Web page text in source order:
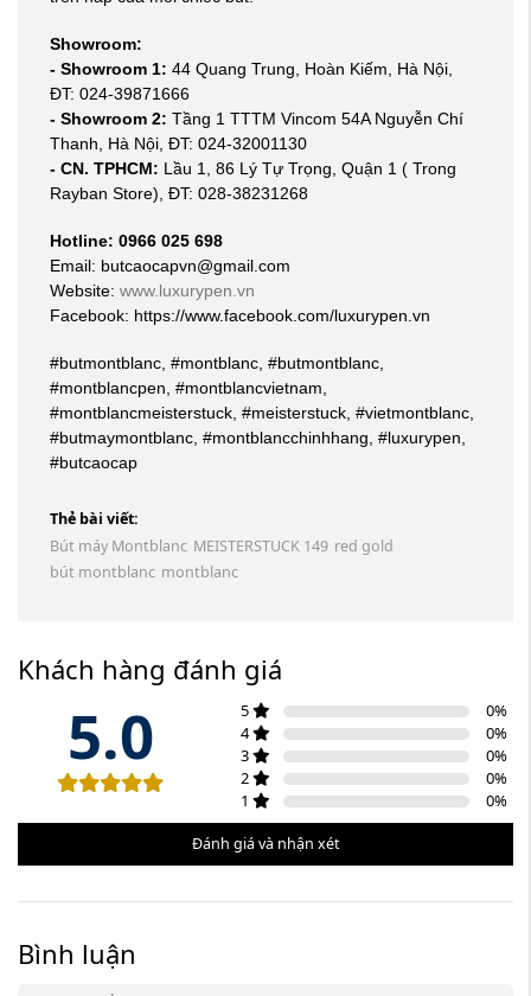
Showroom:
- Showroom 1: 44 Quang Trung, Hoàn Kiếm, Hà Nội,
ĐT: 024-39871666
- Showroom 2: Tầng 1 TTTM Vincom 54A Nguyễn Chí
Thanh, Hà Nội, ĐT: 024-32001130
- CN. TPHCM: Lầu 1, 86 Lý Tự Trọng, Quận 1 ( Trong
Rayban Store), ĐT: 028-38231268
Hotline: 0966 025 698
Email: butcaocapvn@gmail.com
Website: www.luxurypen.vn
Facebook: https://www.facebook.com/luxurypen.vn
#butmontblanc, #montblanc, #butmontblanc,
#montblancpen, #montblancvietnam,
#montblancmeisterstuck, #meisterstuck, #vietmontblanc,
#butmaymontblanc, #montblancchinhhang, #luxurypen,
#butcaocap
Thẻ bài viết:
Bút máy Montblanc MEISTERSTUCK 149 red gold
bút montblanc montblanc
Khách hàng đánh giá
5.0 5 0%
4
0%
3
0%
2
0%
1
0%
Đánh giá và nhận xét
Bình luận